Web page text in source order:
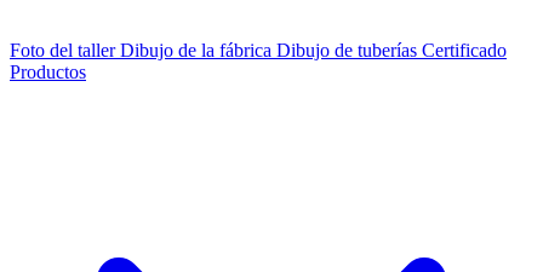
Foto del tallerDibujo de la fábrica Dibujo de tuberías Certificado
Productos